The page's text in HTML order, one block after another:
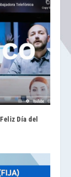
Día del